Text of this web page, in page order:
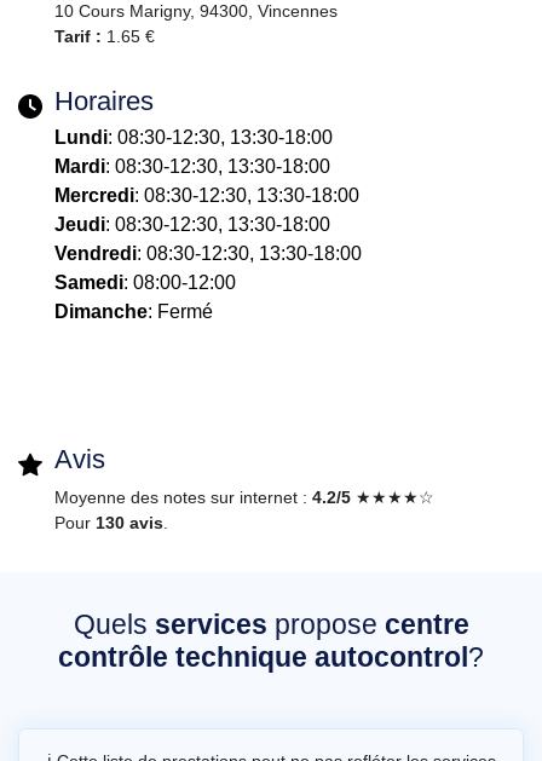
10 Cours Marigny, 94300, Vincennes
Tarif : 1.65 €
Horaires
Lundi: 08:30-12:30, 13:30-18:00
Mardi: 08:30-12:30, 13:30-18:00
Mercredi: 08:30-12:30, 13:30-18:00
Jeudi: 08:30-12:30, 13:30-18:00
Vendredi: 08:30-12:30, 13:30-18:00
Samedi: 08:00-12:00
Dimanche: Fermé
Avis
Moyenne des notes sur internet : 4.2/5 ★★★★☆
Pour 130 avis.
Quels services propose centre
contrôle technique autocontrol ?